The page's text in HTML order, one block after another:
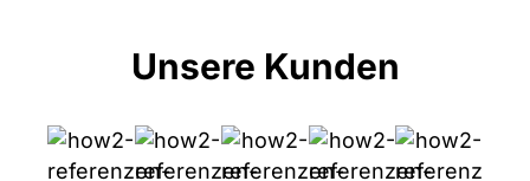
Unsere Kunden